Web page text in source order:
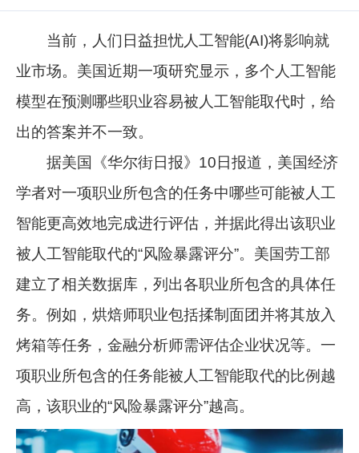
当前，人们日益担忧人工智能(AI)将影响就
业市场。美国近期一项研究显示，多个人工智能
模型在预测哪些职业容易被人工智能取代时，给
出的答案并不一致。
据美国《华尔街日报》10日报道，美国经济
学者对一项职业所包含的任务中哪些可能被人工
智能更高效地完成进行评估，并据此得出该职业
被人工智能取代的“风险暴露评分”。美国劳工部
建立了相关数据库，列出各职业所包含的具体任
务。例如，烘焙师职业包括揉制面团并将其放入
烤箱等任务，金融分析师需评估企业状况等。一
项职业所包含的任务能被人工智能取代的比例越
高，该职业的“风险暴露评分”越高。